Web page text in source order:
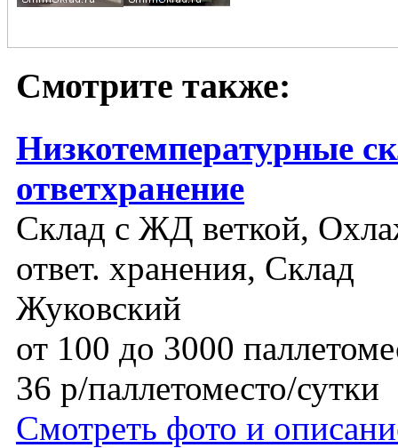
Смотрите также:
Низкотемпературные
ответхранение
Склад с ЖД веткой,
ответ. хранения, Склад
Жуковский
от 100 до 3000
36 р/паллетоместо/сутки
Смотреть фото и